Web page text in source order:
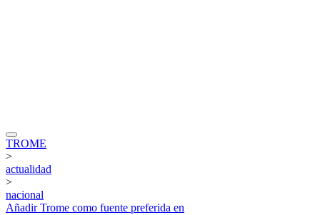
TROME
>
actualidad
>
nacional
AñadirTrome como fuente preferida en